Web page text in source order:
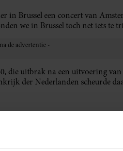
in Brussel een concert van
we in Brussel toch net iets te
die uitbrak na een uitvoering van
der Nederlanden scheurde